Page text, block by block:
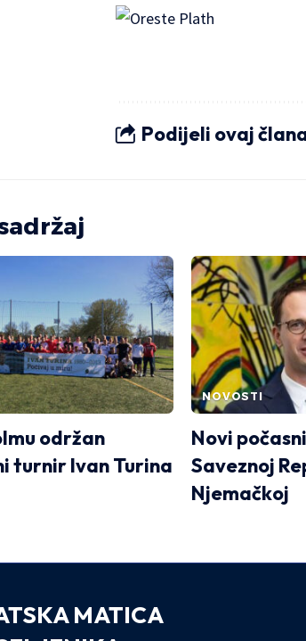
Podijeli ovaj
održan
turnir Ivan Turina
NOVOSTI
Novi
Saveznoj
Njemačkoj
MATICA